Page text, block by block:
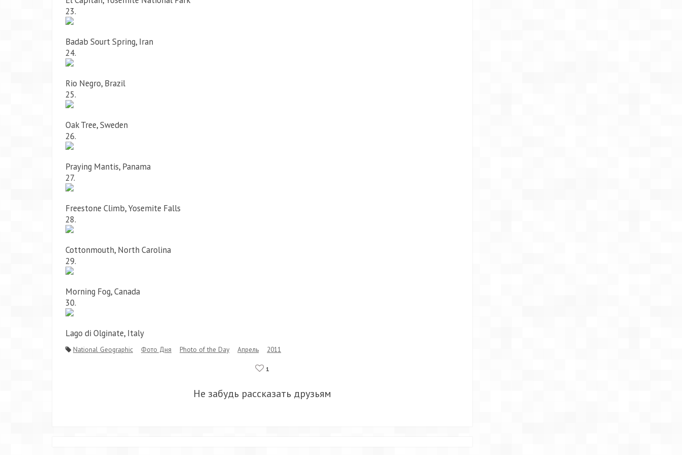
23.
Badab Sourt Spring, Iran
24.
Rio Negro, Brazil
25.
Oak Tree, Sweden
26.
Praying Mantis, Panama
27.
Freestone Climb, Yosemite Falls
28.
Cottonmouth, North Carolina
29.
Morning Fog, Canada
30.
Lago di Olginate, Italy
National Geographic Фото Дня Photo of the Day Апрель 2011
1
Не забудь рассказать друзьям